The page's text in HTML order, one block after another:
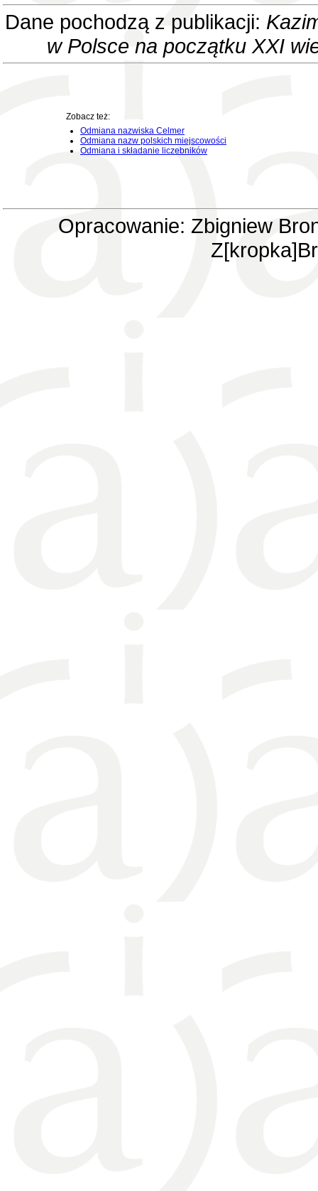
Dane pochodzą z publikacji:
w Polsce na początku XXI
Zobacz też:
Odmiana nazwiska Celmer
Odmiana nazw polskich miejscowości
Odmiana i składanie liczebników
Opracowanie: Zbigniew